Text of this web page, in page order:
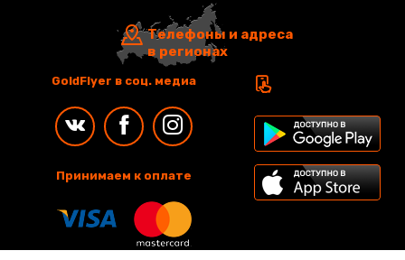
Телефоны и адреса
в регионах
GoldFlyer в соц. медиа
Принимаем к оплате